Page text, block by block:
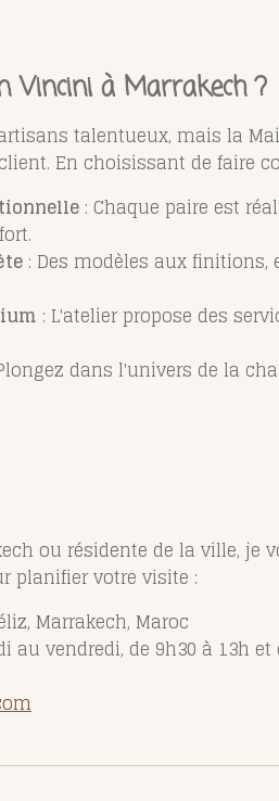
Vincini à Marrakech ?
talentueux, mais la
En choisissant de faire
: Chaque paire est
: Des modèles aux
: L'atelier propose des
dans l'univers de la
ou résidente de la ville,
planifier votre visite :
Marrakech, Maroc
au vendredi, de 9h30 à 13h